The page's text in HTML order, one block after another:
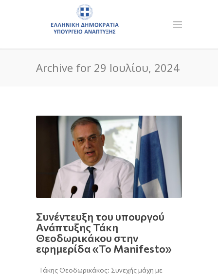
Archive for 29 Ιουλίου, 2024
Συνέντευξη του υπουργού
Ανάπτυξης Τάκη
Θεοδωρικάκου στην
εφημερίδα «Το Manifesto»
Τάκης Θεοδωρικάκος: Συνεχής μάχη με